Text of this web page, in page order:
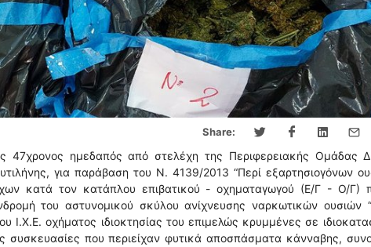
Share:
47χρονος ημεδαπός από στελέχη της Περιφερειακής Ομάδας
για παράβαση του Ν. 4139/2013 “Περί εξαρτησιογόνων
κατά τον κατάπλου επιβατικού - οχηματαγωγού (Ε/Γ - Ο/Γ)
του αστυνομικού σκύλου ανίχνευσης ναρκωτικών ουσιών
Ι.Χ.Ε. οχήματος ιδιοκτησίας του επιμελώς κρυμμένες σε
συσκευασίες που περιείχαν φυτικά αποσπάσματα κάνναβης,